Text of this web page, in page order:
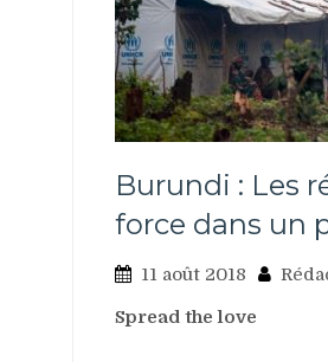
Burundi : Les
force dans un
11 août 2018
Spread the love